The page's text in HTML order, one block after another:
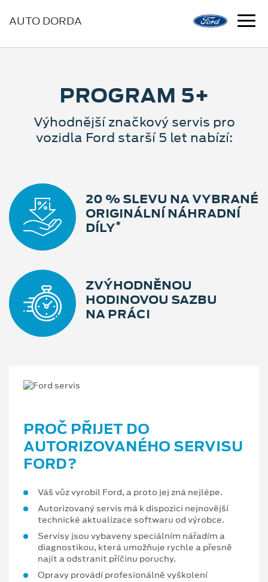
AUTO DORDA
PROGRAM 5+
Výhodnější značkový servis pro
vozidla Ford starší 5 let nabízí:
20 % SLEVU NA VYBRANÉ
ORIGINÁLNÍ NÁHRADNÍ
DÍLY*
ZVÝHODNĚNOU
HODINOVOU SAZBU
NA PRÁCI
PROČ PŘIJET DO
AUTORIZOVANÉHO SERVISU
FORD?
Váš vůz vyrobil Ford, a proto jej zná nejlépe.
Autorizovaný servis má k dispozici nejnovější
technické aktualizace softwaru od výrobce.
Servisy jsou vybaveny speciálním nářadím a
diagnostikou, která umožňuje rychle a přesně
najít a odstranit příčinu poruchy.
Opravy provádí profesionálně vyškolení